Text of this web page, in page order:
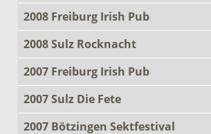
2008 Freiburg Irish Pub
2008 Sulz Rocknacht
2007 Freiburg Irish Pub
2007 Sulz Die Fete
2007 Bötzingen Sektfestival